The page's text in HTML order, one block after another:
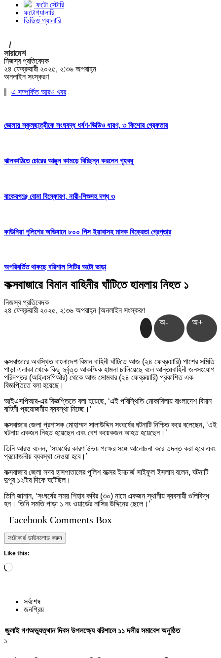
ফটো স্টোরি
ফটোগ্যালারি
ভিডিও গ্যালারি
/
সারাদেশ
নিজস্ব প্রতিবেদক
২৪ ফেব্রুয়ারী ২০২৫, ২:৩৬ অপরাহ্ন
অনলাইন সংস্করণ
এ সম্পর্কিত আরও খবর
ভোলায় স্কুলছাত্রীকে সংঘবদ্ধ ধর্ষণ-ভিডিও ধারণ, ৩ কিশোর গ্রেফতার
ঝালকাঠিতে চোরের আঙুল কামড়ে বিচ্ছিন্ন করলেন গৃহবধূ
বাকেরগঞ্জে বোমা বিস্ফোরণ, নারী-শিশুসহ দগ্ধ ৩
কাউনিয়া পুলিশের অভিযানে ৮০০ পিস ইয়াবাসহ মাদক বিক্রেতা গ্রেপ্তার
অপরিবর্তিত থাকছে বরিশাল সিটির অটো ভাড়া
কক্সবাজারে বিমান বাহিনীর ঘাঁটিতে হামলায় নিহত ১
নিজস্ব প্রতিবেদক
২৪ ফেব্রুয়ারী ২০২৫, ২:৩৬ অপরাহ্ন অনলাইন সংস্করণ
অ- অ+
কক্সবাজারে অবস্থিত বাংলাদেশ বিমান বাহিনী ঘাঁটিতে আজ (২৪ ফেব্রুয়ারি) পাশের সমিতি
পাড়া এলাকা থেকে কিছু দুর্বৃত্ত আকস্মিক হামলা চালিয়েছে বলে আন্তঃবাহিনী জনসংযোগ
পরিদপ্তর (আইএসপিআর) থেকে আজ সোমবার (২৪ ফেব্রুয়ারি) প্রকাশিত এক
বিজ্ঞপ্তিতে বলা হয়েছে।
আইএসপিআর-এর বিজ্ঞপ্তিতে বলা হয়েছে, ‘এই পরিস্থিতি মোকাবিলায় বাংলাদেশ বিমান
বাহিনী প্রয়োজনীয় ব্যবস্থা নিচ্ছে।’
কক্সবাজার জেলা প্রশাসক মোহাম্মদ সালাউদ্দিন সংঘর্ষের ঘটনাটি নিশ্চিত করে বলেছেন, ‘এই
ঘটনায় একজন নিহত হয়েছেন এবং বেশ কয়েকজন আহত হয়েছেন।’
তিনি আরও বলেন, ‘সংঘর্ষের কারণ উভয় পক্ষের সঙ্গে আলোচনা করে তদন্ত করা হবে এবং
প্রয়োজনীয় ব্যবস্থা নেওয়া হবে।’
কক্সবাজার জেলা সদর হাসপাতালের পুলিশ বক্সের ইনচার্জ সাইফুল ইসলাম বলেন, ঘটনাটি
দুপুর ১২টার দিকে ঘটেছিল।
তিনি জানান, ‘সংঘর্ষের সময় শিহাব কবির (৩০) নামে একজন স্থানীয় ব্যবসায়ী গুলিবিদ্ধ
হন। তিনি সমতি পাড়া ১ নং ওয়ার্ডের নাসির উদ্দিনের ছেলে।’
Facebook Comments Box
ফটোকার্ড ডাউনলোড করুন
Like this:
Loading…
সর্বশেষ
জনপ্রিয়
জুলাই গণঅভ্যুত্থান দিবস উপলক্ষ্যে বরিশালে ১১ দলীয় সমাবেশ অনুষ্ঠিত
১